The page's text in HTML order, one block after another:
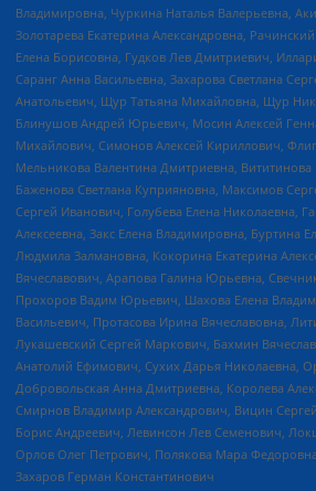
Владимировна, Чуркина Наталья Валерьевна,
Золотарева Екатерина Александровна,
Елена Борисовна, Гудков Лев Дмитриевич,
Саранг Анна Васильевна, Захарова Светлана
Анатольевич, Щур Татьяна Михайловна, Щур
Блинушов Андрей Юрьевич, Мосин Алексей
Михайлович, Симонов Алексей Кириллович,
Мельникова Валентина Дмитриевна, Вититинова
Баженова Светлана Куприяновна, Максимов
Сергей Иванович, Голубева Елена Николаевна,
Алексеевна, Закс Елена Владимировна, Буртина
Людмила Залмановна, Кокорина Екатерина
Вячеславович, Арапова Галина Юрьевна,
Прохоров Вадим Юрьевич, Шахова Елена
Васильевич, Протасова Ирина Вячеславовна,
Лукашевский Сергей Маркович, Бахмин
Анатолий Ефимович, Сухих Дарья Николаевна,
Добровольская Анна Дмитриевна, Королева
Смирнов Владимир Александрович, Вицин
Борис Андреевич, Левинсон Лев Семенович,
Орлов Олег Петрович, Полякова Мара
Захаров Герман Константинович